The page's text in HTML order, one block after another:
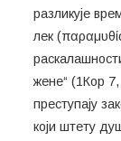
разликује
лек
жене“ (1Кор
преступају
који штету